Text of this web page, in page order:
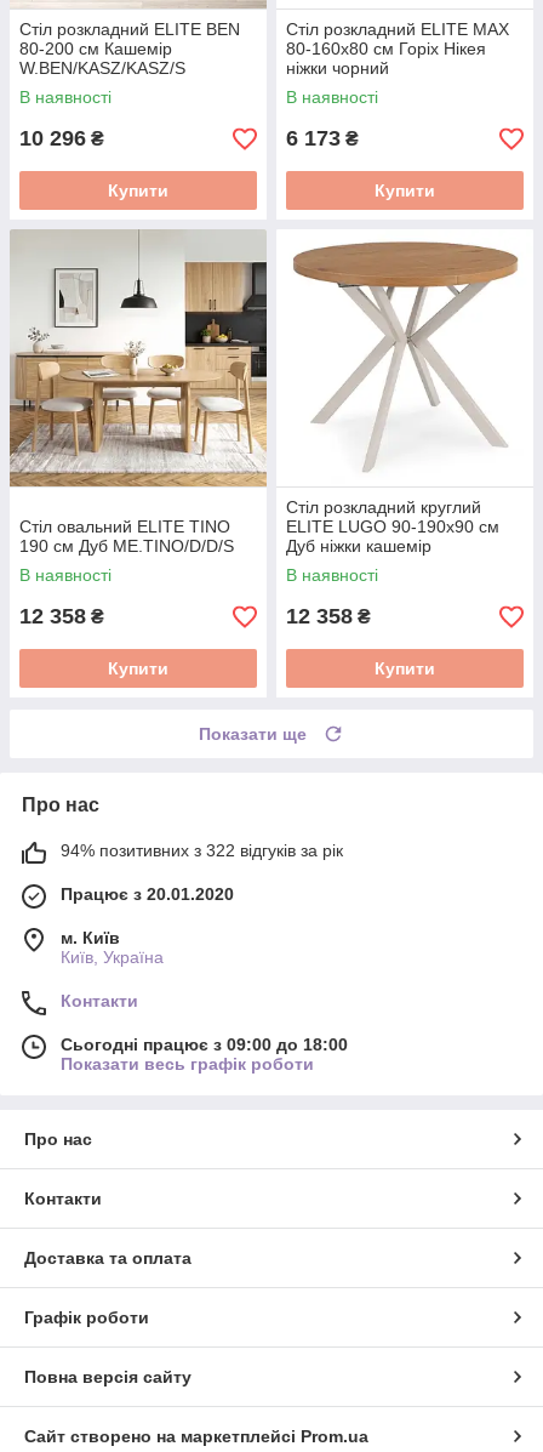
Стіл розкладний ELITE BEN
80-200 см Кашемір
W.BEN/KASZ/KASZ/S
В наявності
10 296 ₴
Купити
Стіл розкладний ELITE MAX
80-160х80 см Горіх Нікея
ніжки чорний
W.MAX/ONI/CZ/S
В наявності
6 173 ₴
Купити
Стіл овальний ELITE TINO
190 см Дуб ME.TINO/D/D/S
В наявності
12 358 ₴
Купити
Стіл розкладний круглий
ELITE LUGO 90-190х90 см
Дуб ніжки кашемір
ME.LUGO/D/KASZ/S
В наявності
12 358 ₴
Купити
Показати ще
Про нас
94% позитивних з 322 відгуків за рік
Працює з 20.01.2020
м. Київ
Київ, Україна
Контакти
Сьогодні працює з 09:00 до 18:00
Показати весь графік роботи
Про нас
Контакти
Доставка та оплата
Графік роботи
Повна версія сайту
Сайт створено на маркетплейсі Prom.ua